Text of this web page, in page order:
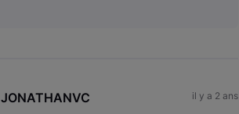
JONATHANVC il y a 2 ans